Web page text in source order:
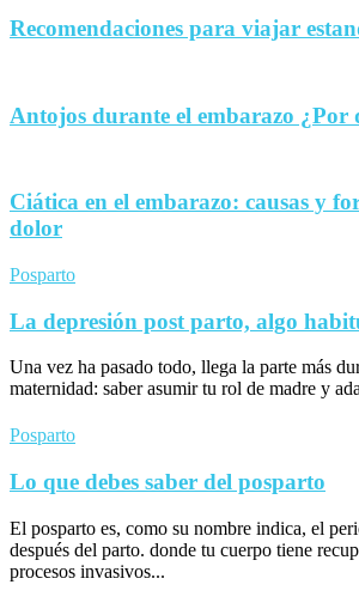
Recomendaciones para viajar
Antojos durante el embarazo ¿Por
Ciática en el embarazo: causas y
dolor
Posparto
La depresión post parto, algo
Una vez ha pasado todo, llega la parte más
maternidad: saber asumir tu rol de madre y
Posparto
Lo que debes saber del posparto
El posparto es, como su nombre indica, el
después del parto. donde tu cuerpo tiene
procesos invasivos...